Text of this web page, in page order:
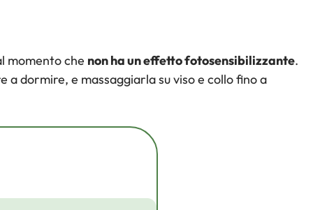
momento che non ha un effetto fotosensibilizzante.
a dormire, e massaggiarla su viso e collo fino a